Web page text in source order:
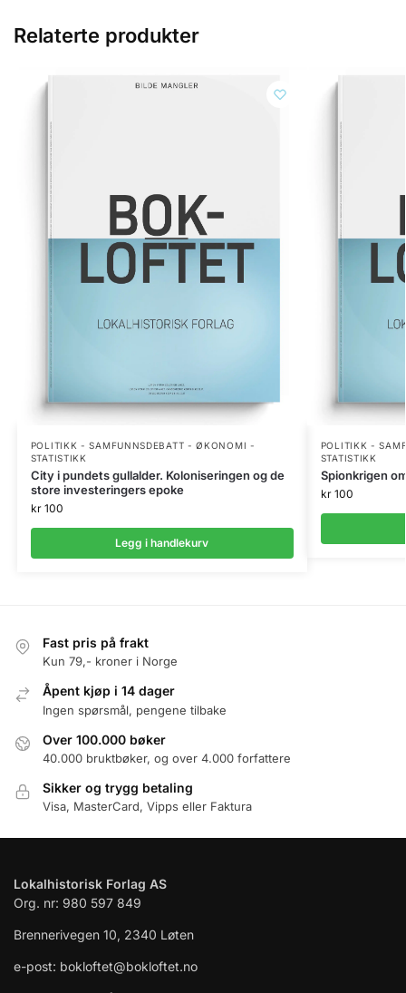
Relaterte produkter
POLITIKK - SAMFUNNSDEBATT - ØKONOMI -
STATISTIKK
City i pundets gullalder. Koloniseringen og de
store investeringers epoke
kr100
Legg i handlekurv
POLITIKK -
STATISTIKK
Spionkrigen
kr100
Fast pris på frakt
Kun 79,- kroner i Norge
Åpent kjøp i 14 dager
Ingen spørsmål, pengene tilbake
Over 100.000 bøker
40.000 bruktbøker, og over 4.000 forfattere
Sikker og trygg betaling
Visa, MasterCard, Vipps eller Faktura
Lokalhistorisk Forlag AS
Org. nr: 980 597 849
Brennerivegen 10, 2340 Løten
e-post: bokloftet@bokloftet.no